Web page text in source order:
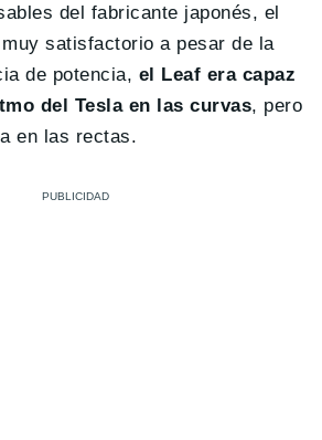
del fabricante japonés, el
satisfactorio a pesar de la
de potencia, el Leaf era capaz
del Tesla en las curvas, pero
en las rectas.